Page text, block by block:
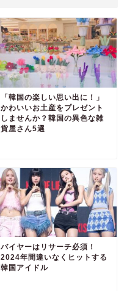
「韓国の楽しい思い出に！」
かわいいお土産をプレゼント
しませんか？韓国の異色な雑
貨屋さん5選
バイヤーはリサーチ必須！
2024年間違いなくヒットする
韓国アイドル